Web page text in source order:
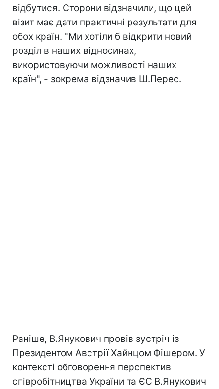
відбутися. Сторони відзначили, що цей
візит має дати практичні результати для
обох країн. "Ми хотіли б відкрити новий
розділ в наших відносинах,
використовуючи можливості наших
країн", - зокрема відзначив Ш.Перес.
Раніше, В.Янукович провів зустріч із
Президентом Австрії Хайнцом Фішером. У
контексті обговорення перспектив
співробітництва України та ЄС В.Янукович